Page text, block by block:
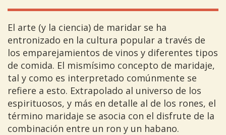
El arte (y la ciencia) de maridar se ha
entronizado en la cultura popular a través de
los emparejamientos de vinos y diferentes tipos
de comida. El mismísimo concepto de maridaje,
tal y como es interpretado comúnmente se
refiere a esto. Extrapolado al universo de los
espirituosos, y más en detalle al de los rones, el
término maridaje se asocia con el disfrute de la
combinación entre un ron y un habano.